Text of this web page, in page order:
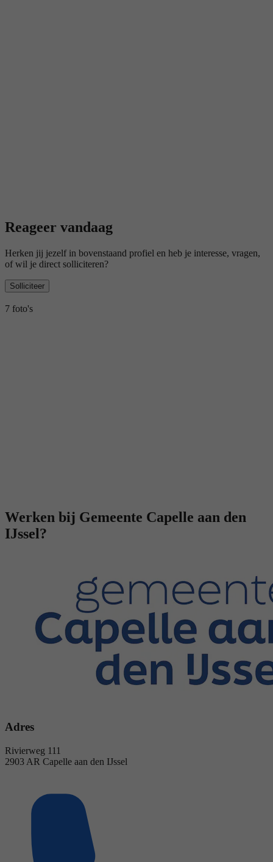
Reageer vandaag
Herken jij jezelf in bovenstaand profiel en heb je interesse, vragen,
of wil je direct solliciteren?
Solliciteer
7 foto's
Werken bij Gemeente Capelle aan den
IJssel?
Adres
Rivierweg 111
2903 AR Capelle aan den IJssel